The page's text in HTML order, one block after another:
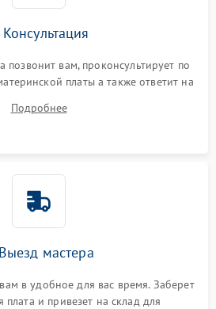
вам, проконсультирует по
платы а также ответит на
Подробнее
мастера
в удобное для вас время. Заберет
плата и привезет на склад для